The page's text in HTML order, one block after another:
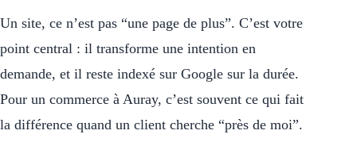
Un site, ce n’est pas “une page de plus”. C’est votre
point central : il transforme une intention en
demande, et il reste indexé sur Google sur la durée.
Pour un commerce à Auray, c’est souvent ce qui fait
la différence quand un client cherche “près de moi”.